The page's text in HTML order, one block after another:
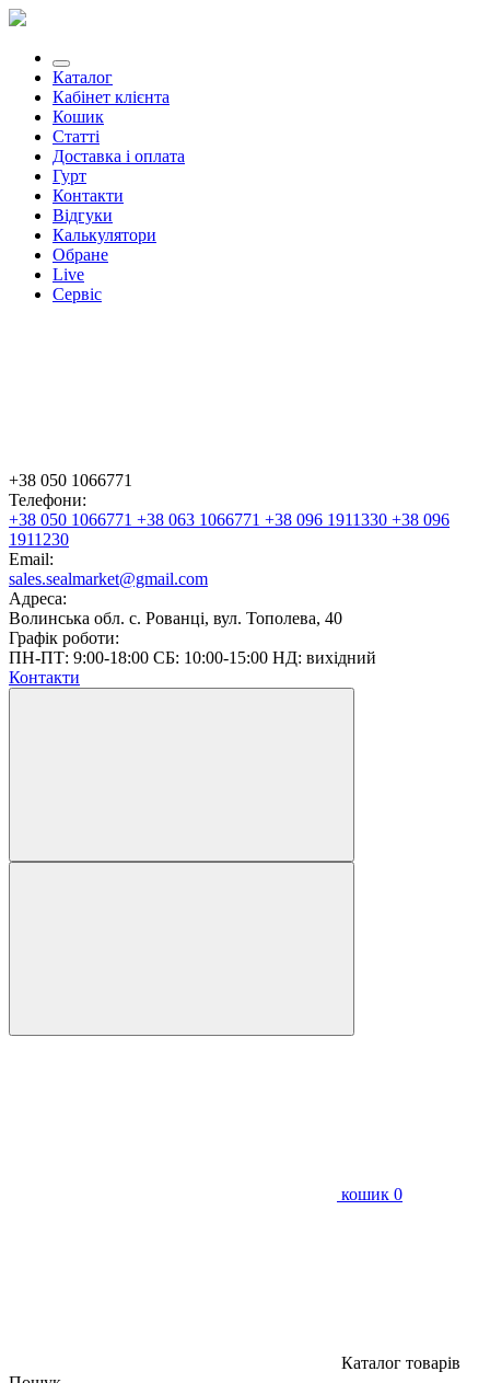
Каталог
Кабінет клієнта
Кошик
Статті
Доставка і оплата
Гурт
Контакти
Відгуки
Калькулятори
Обране
Live
Сервіс
+38 050 1066771
Телефони:
+38 050 1066771 +38 063 1066771 +38 096 1911330 +38 096
1911230
Email:
sales.sealmarket@gmail.com
Адреса:
Волинська обл. с. Рованці, вул. Тополева, 40
Графік роботи:
ПН-ПТ: 9:00-18:00 СБ: 10:00-15:00 НД: вихідний
Контакти
кошик 0
Каталог товарів